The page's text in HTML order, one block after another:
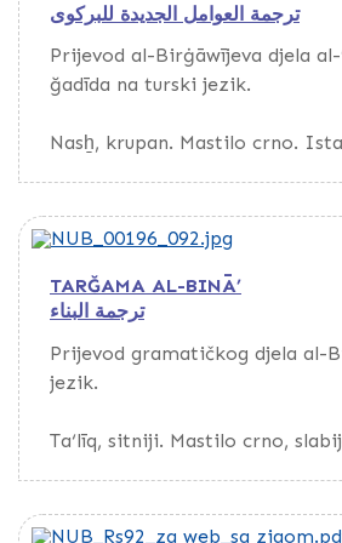
ترجمة العوامل الجديدة للبركوى
Prijevod al-Birġāwījeva djela
ğadīda na turski jezik.
Nasẖ, krupan. Mastilo crno.
TARĞAMA AL-BINĀ’
ترجمة البناء
Prijevod gramatičkog djela al-
jezik.
Ta‘līq, sitniji. Mastilo crno,
Na fol. 120b-125b nalaze se